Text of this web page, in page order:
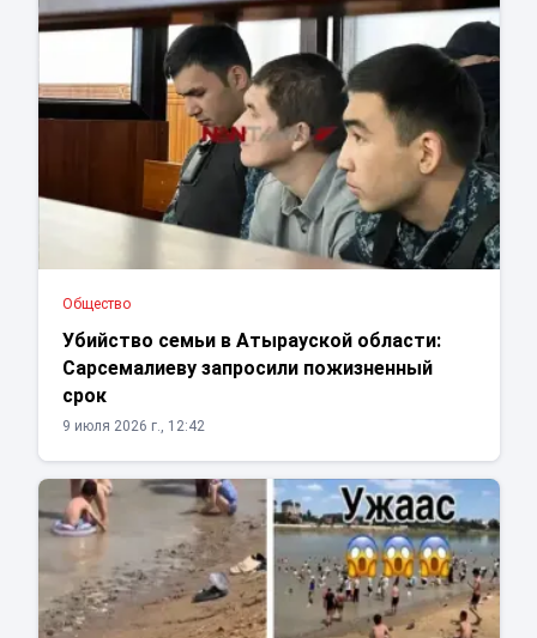
Общество
Убийство семьи в Атырауской области:
Сарсемалиеву запросили пожизненный
срок
9 июля 2026 г., 12:42